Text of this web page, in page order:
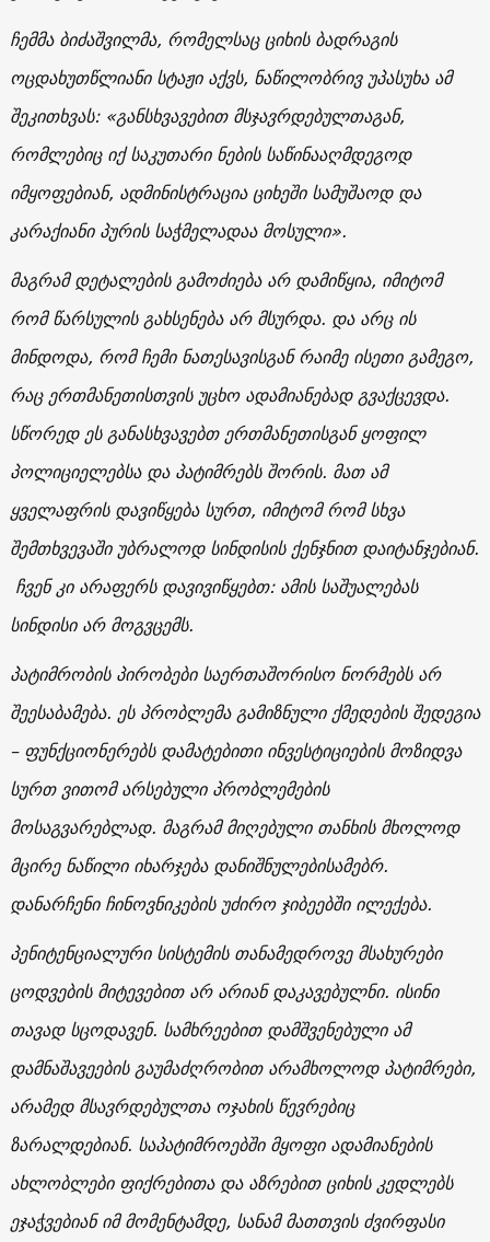
ჩემმა ბიძაშვილმა, რომელსაც ციხის ბადრაგის
ოცდახუთწლიანი სტაჟი აქვს, ნაწილობრივ უპასუხა ამ
შეკითხვას: «განსხვავებით მსჯავრდებულთაგან,
რომლებიც იქ საკუთარი ნების საწინააღმდეგოდ
იმყოფებიან, ადმინისტრაცია ციხეში სამუშაოდ და
კარაქიანი პურის საჭმელადაა მოსული».
მაგრამ დეტალების გამოძიება არ დამიწყია, იმიტომ
რომ წარსულის გახსენება არ მსურდა. და არც ის
მინდოდა, რომ ჩემი ნათესავისგან რაიმე ისეთი გამეგო,
რაც ერთმანეთისთვის უცხო ადამიანებად გვაქცევდა.
სწორედ ეს განასხვავებთ ერთმანეთისგან ყოფილ
პოლიციელებსა და პატიმრებს შორის. მათ ამ
ყველაფრის დავიწყება სურთ, იმიტომ რომ სხვა
შემთხვევაში უბრალოდ სინდისის ქენჯნით დაიტანჯებიან.
ჩვენ კი არაფერს დავივიწყებთ: ამის საშუალებას
სინდისი არ მოგვცემს.
პატიმრობის პირობები საერთაშორისო ნორმებს არ
შეესაბამება. ეს პრობლემა გამიზნული ქმედების შედეგია
– ფუნქციონერებს დამატებითი ინვესტიციების მოზიდვა
სურთ ვითომ არსებული პრობლემების
მოსაგვარებლად. მაგრამ მიღებული თანხის მხოლოდ
მცირე ნაწილი იხარჯება დანიშნულებისამებრ.
დანარჩენი ჩინოვნიკების უძირო ჯიბეებში ილექება.
პენიტენციალური სისტემის თანამედროვე მსახურები
ცოდვების მიტევებით არ არიან დაკავებულნი. ისინი
თავად სცოდავენ. სამხრეებით დამშვენებული ამ
დამნაშავეების გაუმაძღრობით არამხოლოდ პატიმრები,
არამედ მსავრდებულთა ოჯახის წევრებიც
ზარალდებიან. საპატიმროებში მყოფი ადამიანების
ახლობლები ფიქრებითა და აზრებით ციხის კედლებს
ეჯაჭვებიან იმ მომენტამდე, სანამ მათთვის ძვირფასი